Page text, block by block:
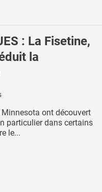
: La Fisetine,
la
ont découvert
particulier dans certains
le...